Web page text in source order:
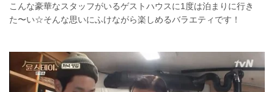
こんな豪華なスタッフがいるゲストハウスに1度は泊まりに行き
た〜い☆そんな思いにふけながら楽しめるバラエティです！